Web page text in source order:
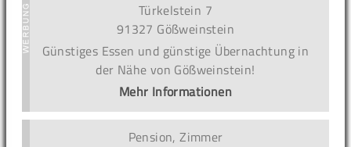
Türkelstein 7
91327 Gößweinstein
Günstiges Essen und günstige Übernachtung in
der Nähe von Gößweinstein!
Mehr Informationen
Pension, Zimmer